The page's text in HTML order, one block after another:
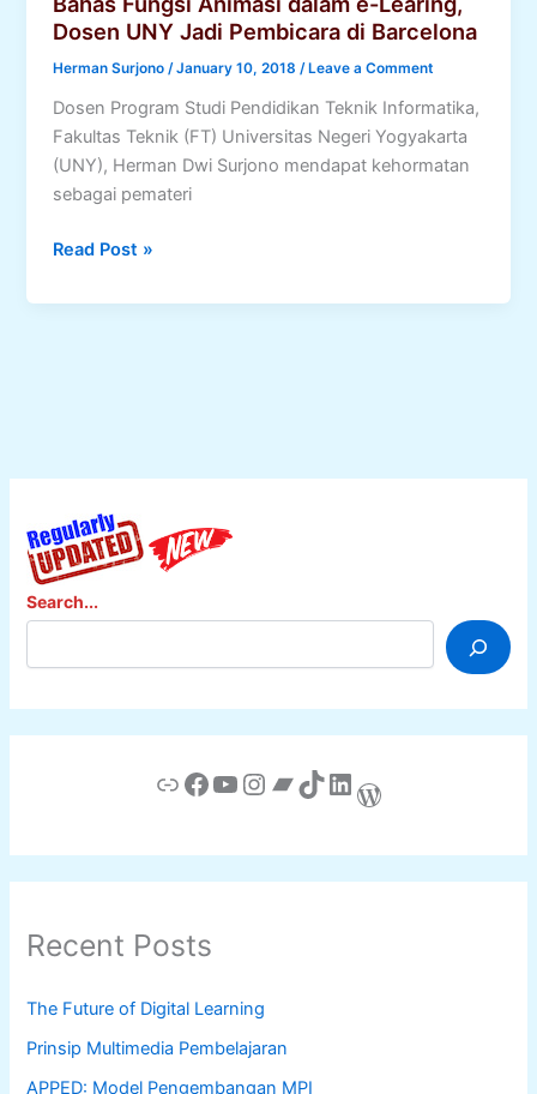
Dosen UNY Jadi Pembicara di Barcelona
Herman Surjono/January 10, 2018/ Leave a Comment
Dosen Program Studi Pendidikan Teknik Informatika,
Fakultas Teknik (FT) Universitas Negeri Yogyakarta
(UNY), Herman Dwi Surjono mendapat kehormatan
sebagai pemateri
Bahas
Animasi
Jadi
di
Barcelona
Read Post »
Search...
Link Facebook YouTube Instagram Bandcamp TikTok LinkedIn WordPress
Recent Posts
The Future of Digital Learning
Prinsip Multimedia Pembelajaran
APPED: Model Pengembangan MPI